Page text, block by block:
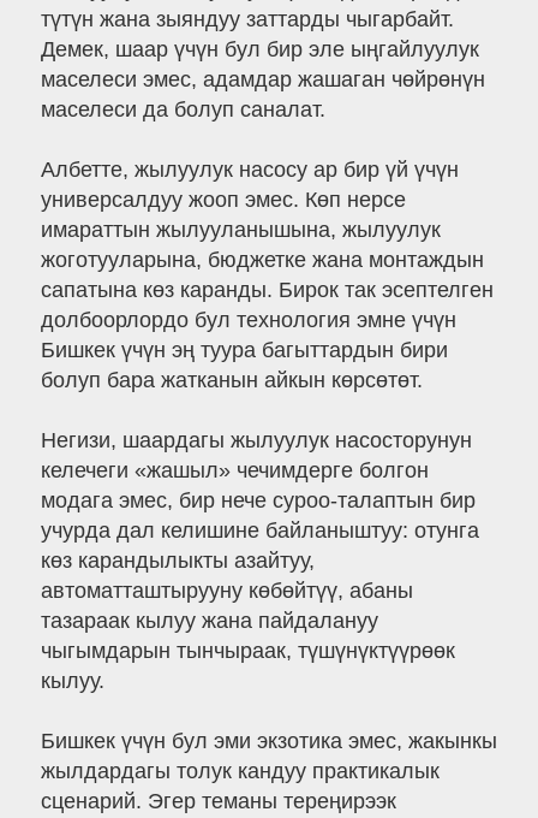
түтүн жана зыяндуу заттарды чыгарбайт.
Демек, шаар үчүн бул бир эле ыңгайлуулук
маселеси эмес, адамдар жашаган чөйрөнүн
маселеси да болуп саналат.
Албетте, жылуулук насосу ар бир үй үчүн
универсалдуу жооп эмес. Көп нерсе
имараттын жылууланышына, жылуулук
жоготууларына, бюджетке жана монтаждын
сапатына көз каранды. Бирок так эсептелген
долбоорлордо бул технология эмне үчүн
Бишкек үчүн эң туура багыттардын бири
болуп бара жатканын айкын көрсөтөт.
Негизи, шаардагы жылуулук насосторунун
келечеги «жашыл» чечимдерге болгон
модага эмес, бир нече суроо-талаптын бир
учурда дал келишине байланыштуу: отунга
көз карандылыкты азайтуу,
автоматташтырууну көбөйтүү, абаны
тазараак кылуу жана пайдалануу
чыгымдарын тынчыраак, түшүнүктүүрөөк
кылуу.
Бишкек үчүн бул эми экзотика эмес, жакынкы
жылдардагы толук кандуу практикалык
сценарий. Эгер теманы тереңирээк